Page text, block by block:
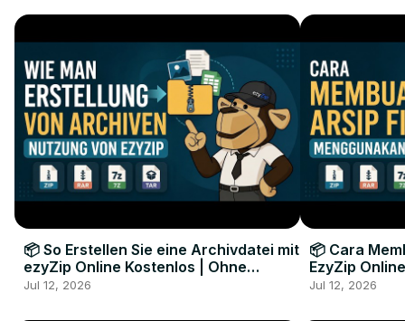
📦 So Erstellen Sie eine Archivdatei mit
ezyZip Online Kostenlos | Ohne
Softwareinstallation
Jul 12, 2026
📦 Cara
EzyZip
Perangkat
Jul 12, 2026